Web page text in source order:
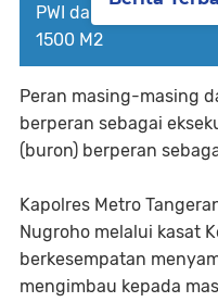
PWI dan SMSI Kota
1500 M2
Peran masing-masing
berperan sebagai
(buron) berperan
Kapolres Metro
Nugroho melalui kasat
berkesempatan
mengimbau kepada